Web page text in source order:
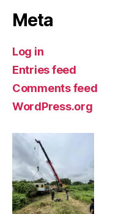
Meta
Log in
Entries feed
Comments feed
WordPress.org